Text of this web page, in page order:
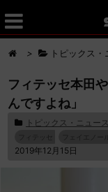
> トピックス・
フィテッセ本田
んですよね」
トピックス・ニュース
2019年12月15日